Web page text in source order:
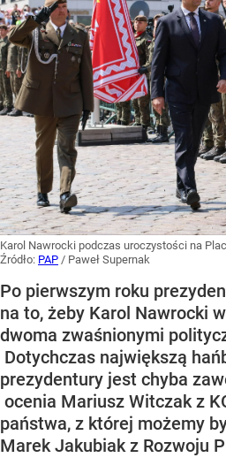
Karol Nawrocki podczas uroczystości na
Źródło: PAP / Paweł Supernak
Po pierwszym roku
na to, żeby Karol Nawrocki
dwoma zwaśnionymi
Dotychczas największą
prezydentury jest chyba
ocenia Mariusz Witczak z
państwa, z której możemy
Marek Jakubiak z Rozwoju